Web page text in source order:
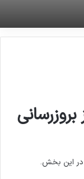
این بخش.